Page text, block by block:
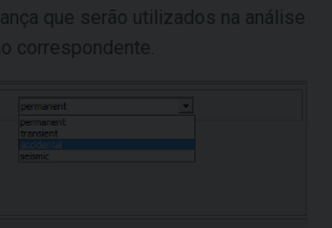
que serão utilizados na análise
correspondente.